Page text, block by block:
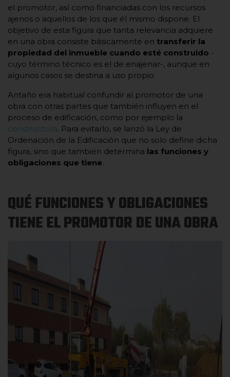
el promotor, así como financiadas con los recursos
ajenos o aquellos de los que él mismo dispone. El
objetivo de esta figura que tanta relevancia adquiere
en una obra consiste básicamente en transferir la
propiedad del inmueble cuando esté construido -
cuyo término técnico es el de enajenar-, aunque en
algunos casos se destina a uso propio.
Antaño era habitual confundir al promotor de una
obra con otras partes que también influyen en el
proceso de edificación, como por ejemplo la
constructora. Para evitarlo, se lanzó la Ley de
Ordenación de la Edificación que no solo define dicha
figura, sino que también determina las funciones y
obligaciones que tiene.
QUÉ FUNCIONES Y OBLIGACIONES
TIENE EL PROMOTOR DE UNA OBRA